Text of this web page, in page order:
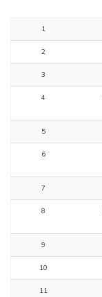
1
2
3
4
5
6
7
8
9
10
11